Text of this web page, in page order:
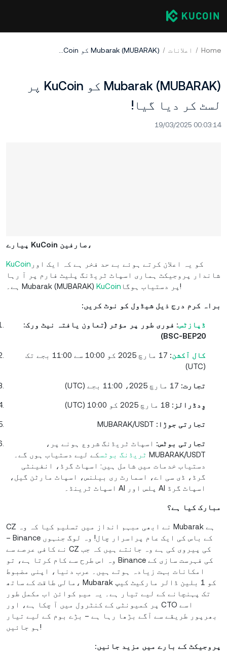
Home اعلانات Mubarak (MUBARAK) کو KuCoin پر لسٹ کر دیا گیا!
Mubarak (MUBARAK) کو KuCoin پر
لسٹ کر دیا گیا!
19/03/2025 00:03:14
پیارے KuCoin صارفین،
KuCoin کو یہ اعلان کرتے ہوئے بے حد فخر ہے کہ ایک اور
شاندار پروجیکٹ ہماری اسپاٹ ٹریڈنگ پلیٹ فارم پر آ رہا
ہے۔ Mubarak (MUBARAK) KuCoin پر دستیاب ہوگا!
براہ کرم درج ذیل شیڈول کو نوٹ کریں:
ڈپازٹس: فوری طور پر مؤثر (تعاون یافتہ نیٹ ورک:
BSC-BEP20)
کال آکشن:
17 مارچ 2025 کو 10:00 سے 11:00 بجے تک
(UTC)
تجارت: 17 مارچ 2025، 11:00 بجے (UTC)
وِدڈرالز: 18 مارچ 2025 کو 10:00 (UTC)
تجارتی جوڑا: MUBARAK/USDT
تجارتی بوٹس: اسپاٹ ٹریڈنگ شروع ہونے پر،
MUBARAK/USDT ٹریڈنگ بوٹس کے لیے دستیاب ہوں گے۔
دستیاب خدمات میں شامل ہیں: اسپاٹ گرڈ، انفینٹی
گرڈ، ڈی سی اے، اسمارٹ ری بیلنس، اسپاٹ مارٹن گیل،
اسپاٹ گرڈ AI پلس اور AI اسپاٹ ٹرینڈ۔
مبارک کیا ہے؟
CZ نے ابھی مبہم انداز میں تسلیم کیا کہ وہ Mubarak ہے
– Binance کے باس کی ایک عام پراسرار چال! وہ لوگ جنہوں
نے کافی عرصے سے CZ کی پیروی کی ہے وہ جانتے ہیں کہ جب
وہ اس طرح سے کام کرتا ہے، تو Binance کی فہرست سازی کے
امکانات بہت زیادہ ہوتے ہیں۔ عرب دنیا، اپنی مضبوط
مالی طاقت کے ساتھ، Mubarak کو 1 بلین ڈالر مارکیٹ کیپ
تک پہنچانے کے لیے تیار ہے۔ یہ میم کوائن اب مکمل طور
پر کمیونٹی کے کنٹرول میں آ چکا ہے، اور CTO اسے
بھرپور طریقے سے آگے بڑھا رہا ہے – بڑے بوم کے لیے تیار
ہو جائیں!
پروجیکٹ کے بارے میں مزید جانیں: